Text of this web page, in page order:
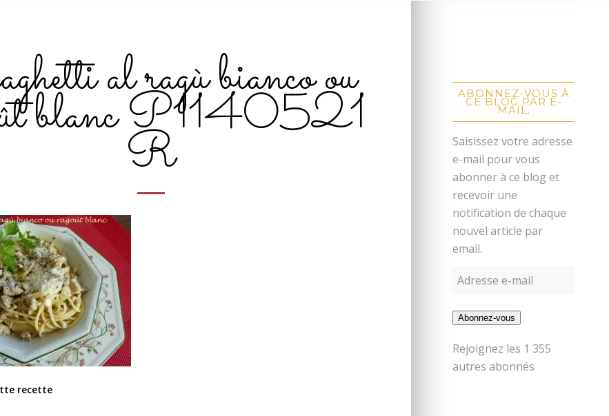
al ragù bianco ou
blanc P1140521
R
recette
ABONNEZ-VOUS À
CE BLOG PAR E-
MAIL.
Saisissez votre adresse
e-mail pour vous
abonner à ce blog et
recevoir une
notification de chaque
nouvel article par
email.
Abonnez-vous
Rejoignez les 1 355
autres abonnés